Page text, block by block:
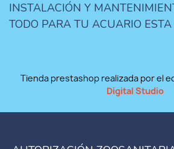
INSTALACIÓN Y
TODO PARA TU ACUARIO
Tienda prestashop realizada por el
Digital Studio